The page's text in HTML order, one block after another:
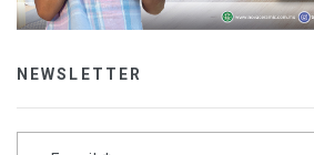
NEWSLETTER